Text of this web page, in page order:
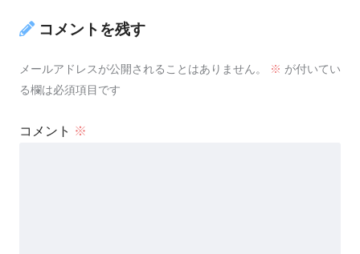
コメントを残す
メールアドレスが公開されることはありません。 ※ が付いてい
る欄は必須項目です
コメント ※